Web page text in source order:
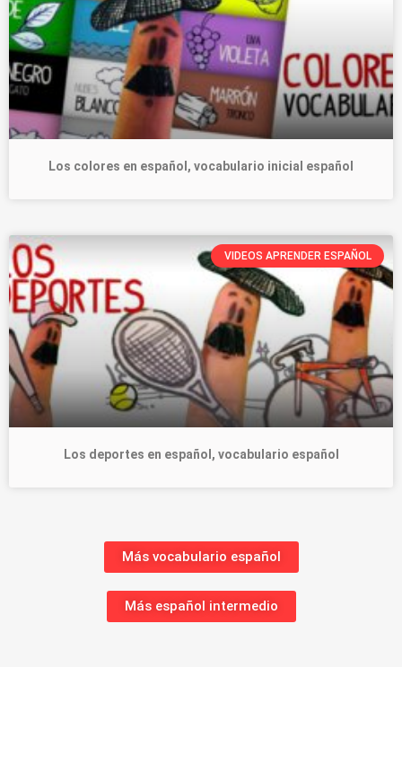
Los colores en español, vocabulario inicial español
VIDEOS APRENDER ESPAÑOL
Los deportes en español, vocabulario español
Más vocabulario español
Más español intermedio